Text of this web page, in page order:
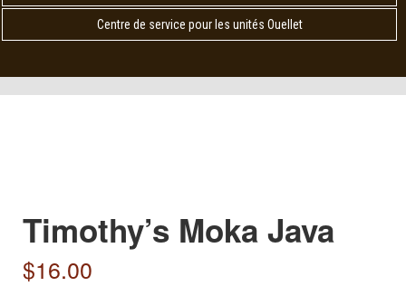
Centre de service pour les unités Ouellet
Timothy’s Moka Java
$16.00